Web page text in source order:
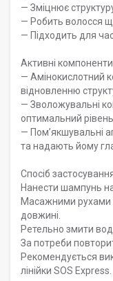
— Зміцнює
— Робить волосся
— Підходить для
Активні
— Амінокислотний
відновленню
— Зволожувальні
оптимальний
— Пом’якшувальні
та надають йому
Спосіб
Нанести шампунь
Масажними рухами
довжині.
Ретельно змити
За потреби
Рекомендується
лінійки SOS Express.